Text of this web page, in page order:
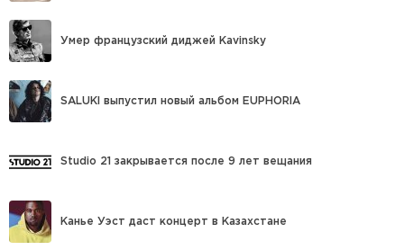
Умер французский диджей Kavinsky
SALUKI выпустил новый альбом EUPHORIA
Studio 21 закрывается после 9 лет вещания
Канье Уэст даст концерт в Казахстане